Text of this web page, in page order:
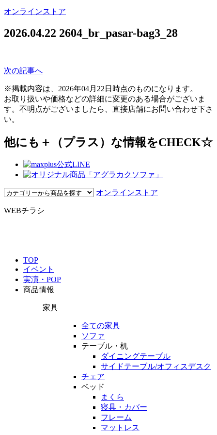
オンラインストア
2026.04.22 2604_br_pasar-bag3_28
次の記事へ
※掲載内容は、2026年04月22日時点のものになります。
お取り扱いや価格などの詳細に変更のある場合がございま
す。不明点がございましたら、直接店舗にお問い合わせ下さ
い。
他にも＋（プラス）な情報をCHECK☆
オンラインストア
WEBチラシ
TOP
イベント
実演・POP
商品情報
家具
全ての家具
ソファ
テーブル・机
ダイニングテーブル
サイドテーブル/オフィスデスク
チェア
ベッド
まくら
寝具・カバー
フレーム
マットレス